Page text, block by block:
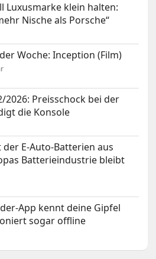
Luxusmarke klein halten:
Nische als Porsche“
Woche: Inception (Film)
2026: Preisschock bei der
die Konsole
der E-Auto-Batterien aus
Batterieindustrie bleibt
App kennt deine Gipfel
sogar offline